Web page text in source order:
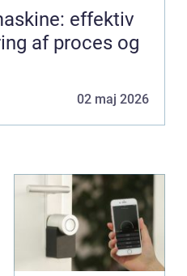
effektiv
af proces og
02 maj 2026